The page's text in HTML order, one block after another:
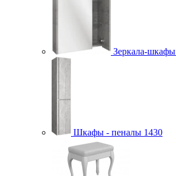
Зеркала-шкафы
Шкафы - пеналы 1430